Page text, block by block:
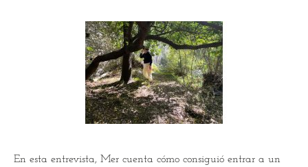
En esta entrevista, Mer cuenta cómo consiguió entrar a un